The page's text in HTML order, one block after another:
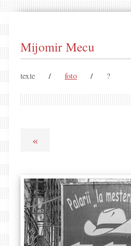
Mijomir Mecu
texte / foto / ?
«